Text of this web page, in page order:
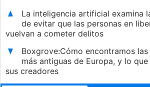
La inteligencia artificial examina
de evitar que las personas en
vuelvan a cometer delitos
Boxgrove:Cómo encontramos
más antiguas de Europa, y lo
sus creadores